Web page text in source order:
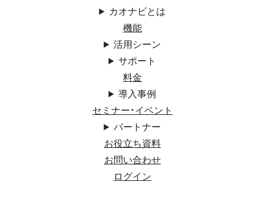
カオナビとは
機能
活用シーン
サポート
料金
導入事例
セミナー・イベント
パートナー
お役立ち資料
お問い合わせ
ログイン